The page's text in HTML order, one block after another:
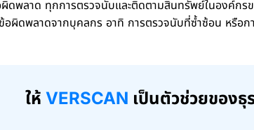
ผิดพลาด ทุกการตรวจนับและติดตามสินทรัพย์ในองค์กร
อผิดพลาดจากบุคลกร อาทิ การตรวจนับที่ซ้ำซ้อน หรือ
ให้ VERSCAN เป็นตัวช่วยของ